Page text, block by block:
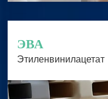
ЭВА
Этиленвинилацетат